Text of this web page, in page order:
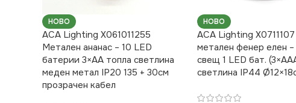
НОВО
ACA Lighting X061011255
Метален ананас – 10 LED
батерии 3×AA топла светлина
меден метал IP20 135 + 30см
прозрачен кабел
НОВО
ACA Lighting
метален фенер елен –
свещ 1 LED бат.
светлина IP44